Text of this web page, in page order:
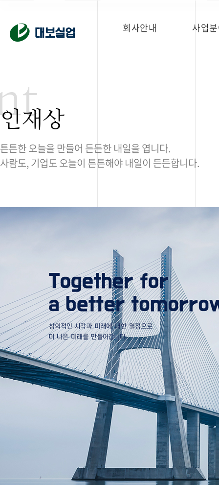
회사안내 사업
인재상
튼튼한 오늘을 만들어 든든한 내일을 엽니다.
사람도, 기업도 오늘이 튼튼해야 내일이 든든합니다.